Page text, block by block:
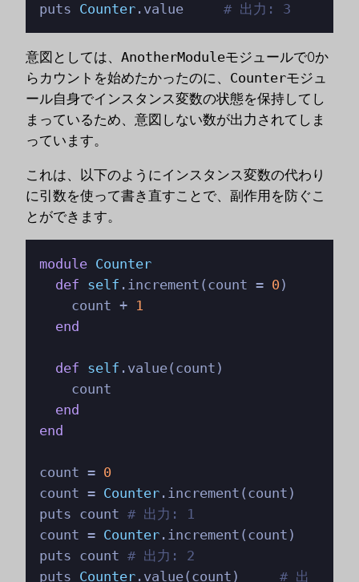
puts Counter.value # 出力: 3
意図としては、 AnotherModuleモジュールで0か
らカウントを始めたかったのに、 Counterモジュ
ール自身でインスタンス変数の状態を保持してし
まっているため、意図しない数が出力されてしま
っています。
これは、以下のようにインスタンス変数の代わり
に引数を使って書き直すことで、副作用を防ぐこ
とができます。
module Counter
def self .increment(count = 0 )
    count +
1
end
def self .value(count)
end
end
count = 0
count = Counter.increment(count)
puts count # 出力: 1
count = Counter.increment(count)
puts count # 出力: 2
puts Counter.value(count) # 出